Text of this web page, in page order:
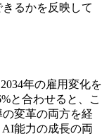
るかを反映して
年の雇用変化を
と合わせると、こ
変革の両方を経
能力の成長の両